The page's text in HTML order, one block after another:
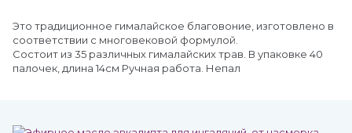
Это традиционное гималайское благовоние, изготовлено в
соответствии с многовековой формулой.
Состоит из 35 различных гималайских трав. В упаковке 40
палочек, длина 14см Ручная работа. Непал